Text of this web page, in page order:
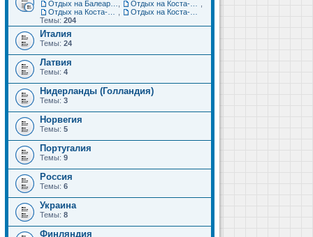
Темы: 204
Италия
Темы: 24
Латвия
Темы: 4
Нидерланды (Голландия)
Темы: 3
Норвегия
Темы: 5
Португалия
Темы: 9
Россия
Темы: 6
Украина
Темы: 8
Финляндия